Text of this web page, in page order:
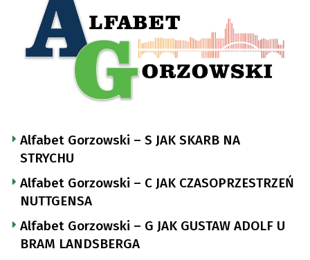
Alfabet Gorzowski – S JAK SKARB NA
STRYCHU
Alfabet Gorzowski – C JAK CZASOPRZESTRZEŃ
NUTTGENSA
Alfabet Gorzowski – G JAK GUSTAW ADOLF U
BRAM LANDSBERGA